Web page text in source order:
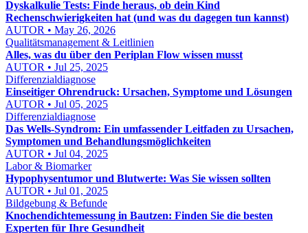
Dyskalkulie Tests: Finde heraus, ob dein Kind
Rechenschwierigkeiten hat (und was du dagegen tun kannst)
AUTOR • May 26, 2026
Qualitätsmanagement & Leitlinien
Alles, was du über den Periplan Flow wissen musst
AUTOR • Jul 25, 2025
Differenzialdiagnose
Einseitiger Ohrendruck: Ursachen, Symptome und Lösungen
AUTOR • Jul 05, 2025
Differenzialdiagnose
Das Wells-Syndrom: Ein umfassender Leitfaden zu Ursachen,
Symptomen und Behandlungsmöglichkeiten
AUTOR • Jul 04, 2025
Labor & Biomarker
Hypophysentumor und Blutwerte: Was Sie wissen sollten
AUTOR • Jul 01, 2025
Bildgebung & Befunde
Knochendichtemessung in Bautzen: Finden Sie die besten
Experten für Ihre Gesundheit